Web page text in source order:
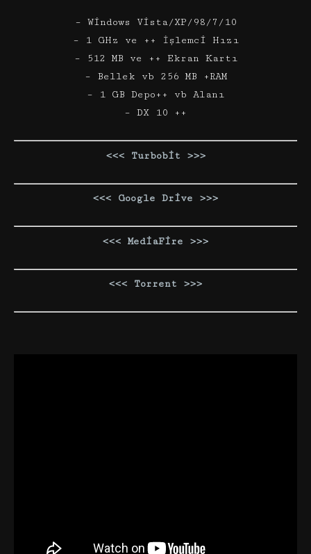
– Windows Vista/XP/98/7/10
– 1 GHz ve ++ İşlemci Hızı
– 512 MB ve ++ Ekran Kartı
– Bellek vb 256 MB +RAM
– 1 GB Depo++ vb Alanı
– DX 10 ++
<<< Turbobit >>>
<<< Google Drive >>>
<<< MediaFire >>>
<<< Torrent >>>